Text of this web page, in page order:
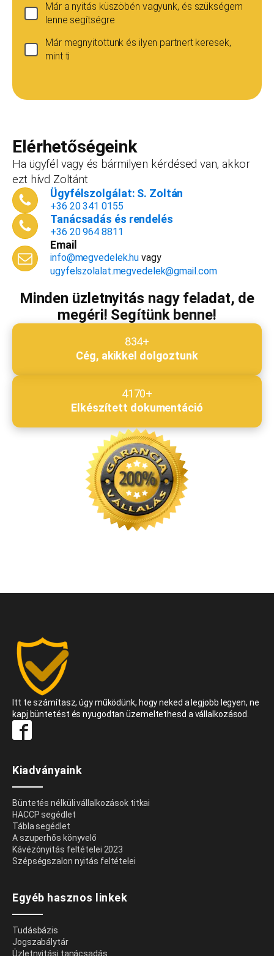
Már a nyitás küszöbén vagyunk, és szükségem
lenne segítségre
Már megnyitottunk és ilyen partnert keresek,
mint ti
vállalkozást, ezt az összeget le tudjuk vonni a
dokumentációk, engedélyek árából így végül
is, ha nyitsz valamit, a konzultáció díjmentes.
Telefonszám
Email cím*
Megjegyzés*
Elérhetőségeink
Ha ügyfél vagy és bármilyen kérdésed van, akkor
ezt hívd Zoltánt
Ügyfélszolgálat: S. Zoltán
+36 20 341 0155
Tanácsadás és rendelés
+36 20 964 8811
Email
info@megvedelek.hu vagy
ugyfelszolalat.megvedelek@gmail.com
Minden üzletnyitás nagy feladat, de
megéri! Segítünk benne!
834+
Cég, akikkel dolgoztunk
4170+
Elkészített dokumentáció
Itt te számítasz, úgy működünk, hogy neked a legjobb legyen, ne
kapj büntetést és nyugodtan üzemeltethesd a vállalkozásod.
Kiadványaink
Büntetés nélküli vállalkozások titkai
HACCP segédlet
Tábla segédlet
A szuperhős könyvelő
Kávézónyitás feltételei 2023
Szépségszalon nyitás feltételei
Egyéb hasznos linkek
Tudásbázis
Jogszabálytár
Üzletnyitási tanácsadás